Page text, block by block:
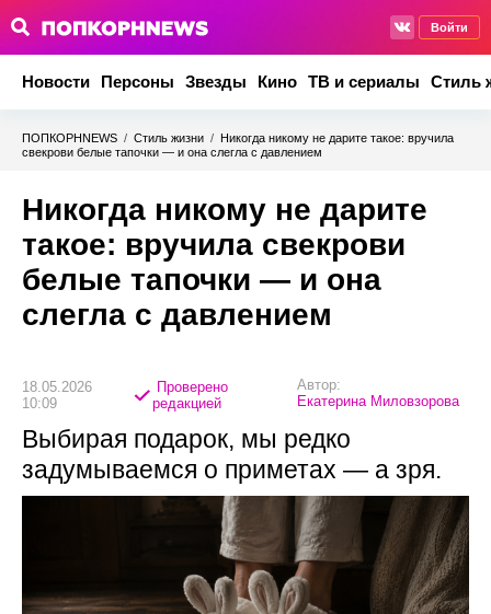
Войти
Новости Персоны Звезды Кино ТВ и сериалы Стиль
ПОПКОРНNEWS / Стиль жизни / Никогда никому не дарите такое: вручила
свекрови белые тапочки — и она слегла с давлением
Никогда никому не дарите
такое: вручила свекрови
белые тапочки — и она
слегла с давлением
18.05.2026
10:09
Проверено
редакцией
Автор:
Екатерина Миловзорова
Выбирая подарок, мы редко
задумываемся о приметах — а зря.